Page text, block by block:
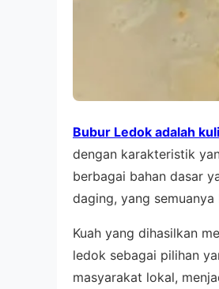
Bubur Ledok adalah
dengan karakteristik
berbagai bahan dasar
daging, yang
Kuah yang dihasilkan
ledok sebagai pilihan
masyarakat lokal,